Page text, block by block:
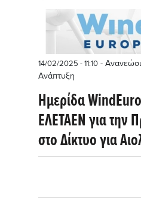
14/02/2025 - 11:10 -
Ανάπτυξη
Ημερίδα
ΕΛΕΤΑΕΝ για την
στο Δίκτυο για